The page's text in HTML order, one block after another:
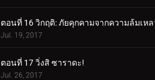
ตอนที่ 16 วิกฤติ: ภัยคุกคามจากความล้มเห
Jul. 19, 2017
ตอนที่ 17 วิ่งสิ ซาราดะ!
Jul. 26, 2017